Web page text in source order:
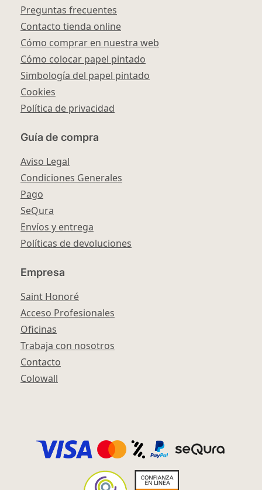
Preguntas frecuentes
Contacto tienda online
Cómo comprar en nuestra web
Cómo colocar papel pintado
Simbología del papel pintado
Cookies
Política de privacidad
Guía de compra
Aviso Legal
Condiciones Generales
Pago
SeQura
Envíos y entrega
Políticas de devoluciones
Empresa
Saint Honoré
Acceso Profesionales
Oficinas
Trabaja con nosotros
Contacto
Colowall